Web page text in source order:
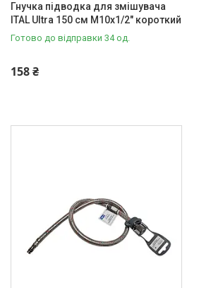
Гнучка підводка для змішувача
ITAL Ultra 150 см M10x1/2" короткий
Готово до відправки 34 од.
158 ₴